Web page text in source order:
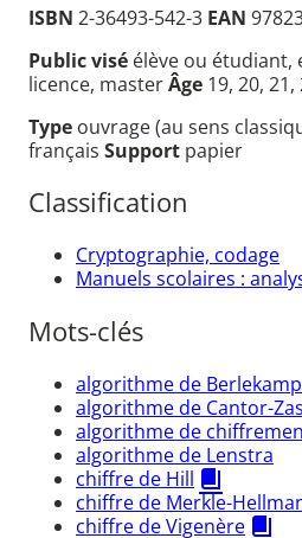
ISBN 2-36493-542-3 EAN
Public visé élève ou étudiant,
licence, masterÂge 19, 20, 21,
Type ouvrage (au sens
français Support papier
Classification
Cryptographie, codage
Manuels scolaires :
Mots-clés
algorithme de Berlekamp
algorithme de Cantor-
algorithme de
algorithme de Lenstra
chiffre de Hill
chiffre de Merkle-
chiffre de Vigenère